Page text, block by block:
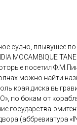
судно, плывущее
MOCAMBIQUE
посетил
можно найти
края диска
по бокам от
государства-
(аббревиатура